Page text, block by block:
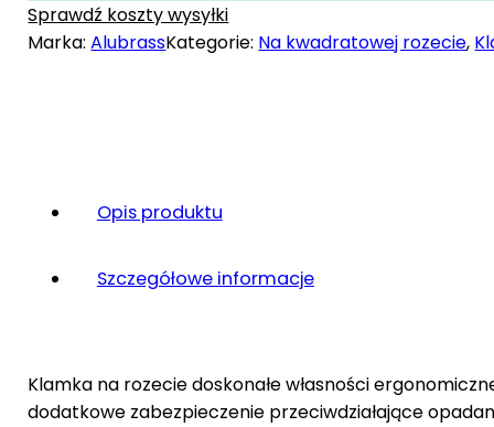
Sprawdź koszty wysyłki
Marka:AlubrassKategorie: Na kwadratowej rozecie,
Opis produktu
Szczegółowe informacje
Klamka na rozecie doskonałe własności
dodatkowe zabezpieczenie przeciwdziałające